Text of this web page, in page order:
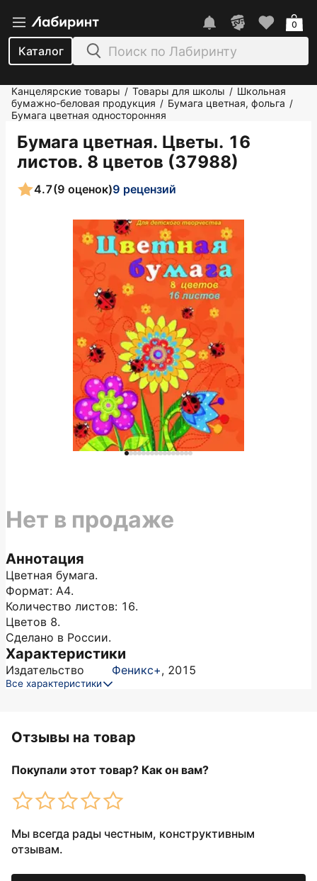
Каталог
0
Канцелярские товары / Товары для школы / Школьная
бумажно-беловая продукция / Бумага цветная, фольга /
Бумага цветная односторонняя
Бумага цветная. Цветы. 16
листов. 8 цветов (37988)
4.7(9 оценок)9 рецензий
Аннотация
Цветная бумага.
Формат: А4.
Количество листов: 16.
Цветов 8.
Сделано в России.
Характеристики
Издательство Феникс+, 2015
Все характеристики
Нет в продаже
Отзывы на товар
Покупали этот товар? Как он вам?
Мы всегда рады честным, конструктивным
отзывам.